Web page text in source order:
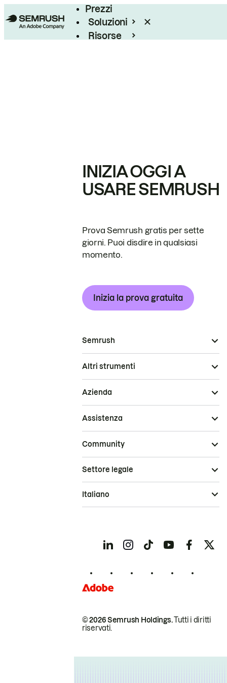
Prezzi
Soluzioni
Risorse
INIZIA OGGI A
USARE SEMRUSH
Prova Semrush gratis per sette
giorni. Puoi disdire in qualsiasi
momento.
Inizia la prova gratuita
Semrush
Altri strumenti
Azienda
Assistenza
Community
© 2026 Semrush Holdings.Tutti i diritti
riservati.
Settore legale
Italiano